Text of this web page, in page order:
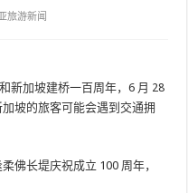
旅游新闻
新加坡建桥一百周年，6 月 28
坡的旅客可能会遇到交通拥
佛长堤庆祝成立 100 周年，